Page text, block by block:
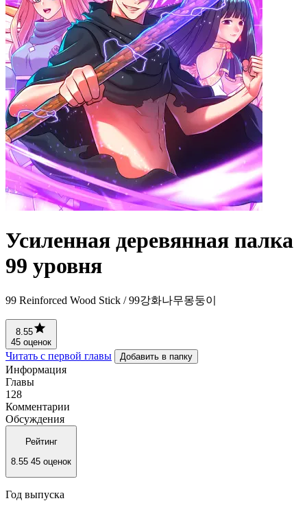
Усиленная деревянная палка
99 уровня
99 Reinforced Wood Stick / 99강화나무몽둥이
8.55
45 оценок
Читать с первой главы Добавить в папку
Информация
Главы
128
Комментарии
Обсуждения
Рейтинг
8.55 45 оценок
Год выпуска